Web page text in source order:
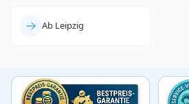
Ab Leipzig